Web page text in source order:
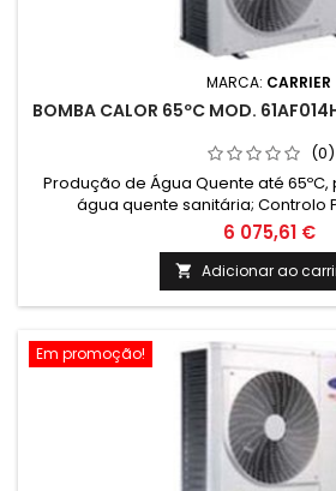
MARCA: CARRIER
BOMBA CALOR 65ºC MOD.
(0)
Produção de Água Quente até
água quente sanitária; Controlo
microprocessador, auto-
diagnóstico e históricos de
em AQS e AQC
6 075,61 €
 Adicionar ao
Em promoção!